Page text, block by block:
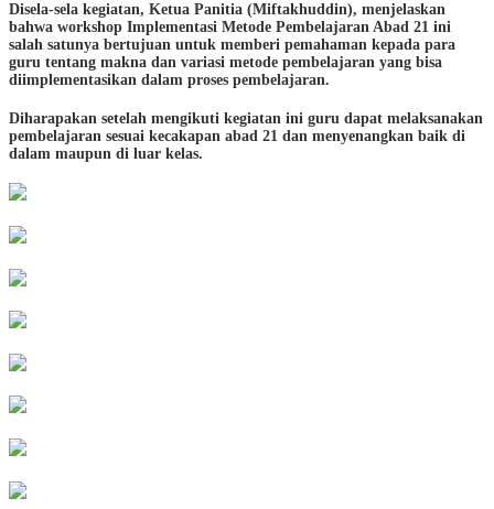
Disela-sela kegiatan, Ketua Panitia (Miftakhuddin), menjelaskan
bahwa workshop Implementasi Metode Pembelajaran Abad 21 ini
salah satunya bertujuan untuk memberi pemahaman kepada para
guru tentang makna dan variasi metode pembelajaran yang bisa
diimplementasikan dalam proses pembelajaran.
Diharapakan setelah mengikuti kegiatan ini guru dapat melaksanakan
pembelajaran sesuai kecakapan abad 21 dan menyenangkan baik di
dalam maupun di luar kelas.